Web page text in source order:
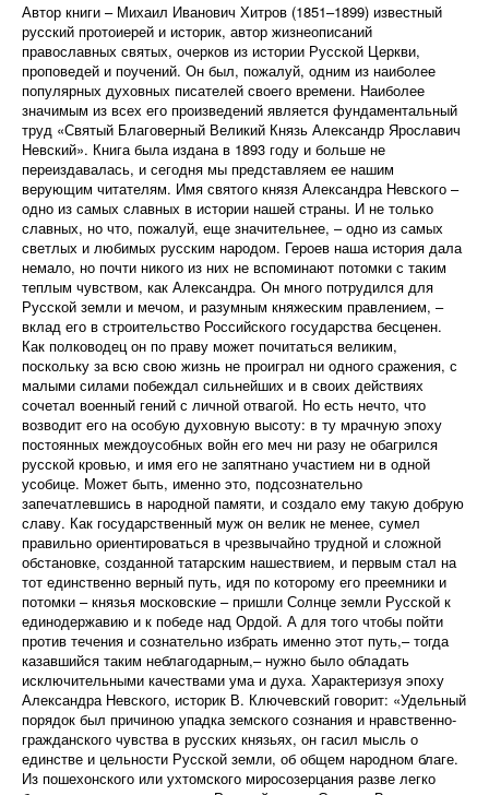
Автор книги – Михаил Иванович Хитров (1851–1899) известный
русский протоиерей и историк, автор жизнеописаний
православных святых, очерков из истории Русской Церкви,
проповедей и поучений. Он был, пожалуй, одним из наиболее
популярных духовных писателей своего времени. Наиболее
значимым из всех его произведений является фундаментальный
труд «Святый Благоверный Великий Князь Александр Ярославич
Невский». Книга была издана в 1893 году и больше не
переиздавалась, и сегодня мы представляем ее нашим
верующим читателям. Имя святого князя Александра Невского –
одно из самых славных в истории нашей страны. И не только
славных, но что, пожалуй, еще значительнее, – одно из самых
светлых и любимых русским народом. Героев наша история дала
немало, но почти никого из них не вспоминают потомки с таким
теплым чувством, как Александра. Он много потрудился для
Русской земли и мечом, и разумным княжеским правлением, –
вклад его в строительство Российского государства бесценен.
Как полководец он по праву может почитаться великим,
поскольку за всю свою жизнь не проиграл ни одного сражения, с
малыми силами побеждал сильнейших и в своих действиях
сочетал военный гений с личной отвагой. Но есть нечто, что
возводит его на особую духовную высоту: в ту мрачную эпоху
постоянных междоусобных войн его меч ни разу не обагрился
русской кровью, и имя его не запятнано участием ни в одной
усобице. Может быть, именно это, подсознательно
запечатлевшись в народной памяти, и создало ему такую добрую
славу. Как государственный муж он велик не менее, сумел
правильно ориентироваться в чрезвычайно трудной и сложной
обстановке, созданной татарским нашествием, и первым стал на
тот единственно верный путь, идя по которому его преемники и
потомки – князья московские – пришли Солнце земли Русской к
единодержавию и к победе над Ордой. А для того чтобы пойти
против течения и сознательно избрать именно этот путь,– тогда
казавшийся таким неблагодарным,– нужно было обладать
исключительными качествами ума и духа. Характеризуя эпоху
Александра Невского, историк В. Ключевский говорит: «Удельный
порядок был причиною упадка земского сознания и нравственно-
гражданского чувства в русских князьях, он гасил мысль о
единстве и цельности Русской земли, об общем народном благе.
Из пошехонского или ухтомского миросозерцания разве легко